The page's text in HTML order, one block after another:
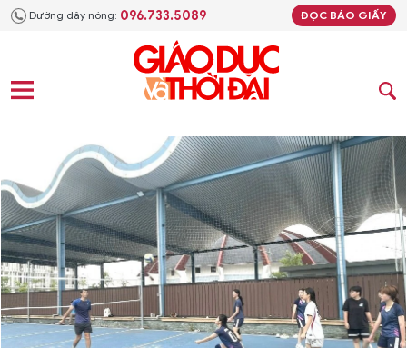
Đường dây nóng: 096.733.5089 ĐỌC BÁO GIẤY